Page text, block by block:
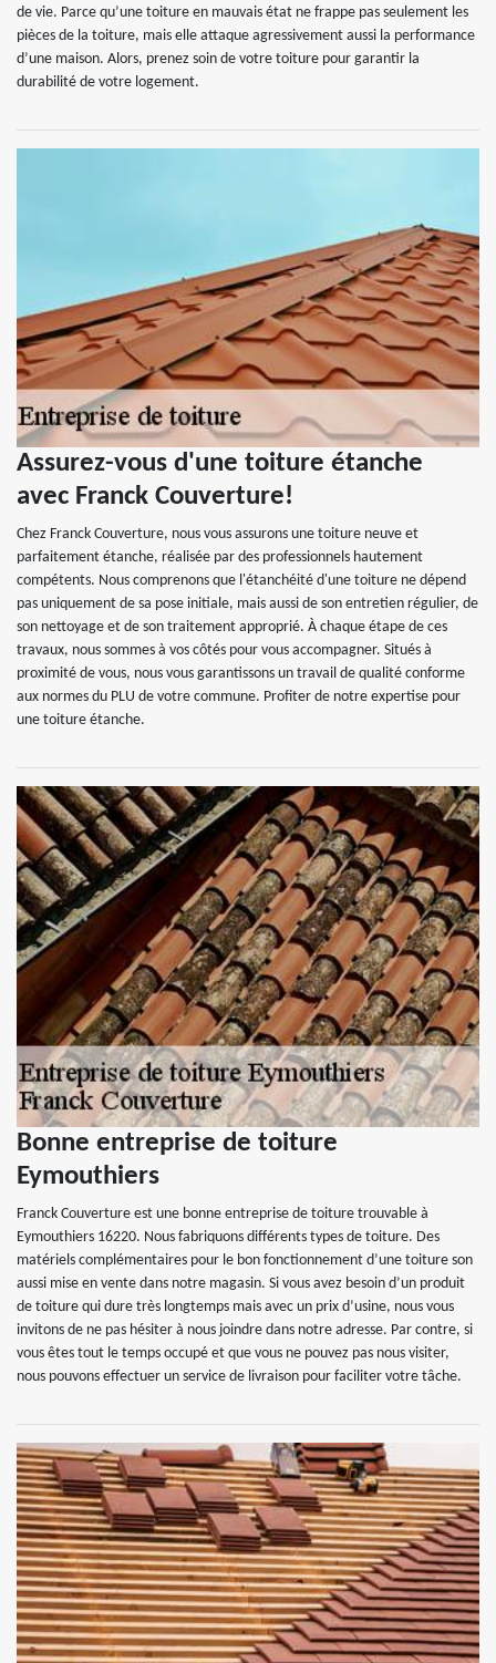
de vie. Parce qu’une toiture en mauvais état ne frappe pas seulement les
pièces de la toiture, mais elle attaque agressivement aussi la performance
d’une maison. Alors, prenez soin de votre toiture pour garantir la
durabilité de votre logement.
Assurez-vous d'une toiture étanche
avec Franck Couverture!
Chez Franck Couverture, nous vous assurons une toiture neuve et
parfaitement étanche, réalisée par des professionnels hautement
compétents. Nous comprenons que l'étanchéité d'une toiture ne dépend
pas uniquement de sa pose initiale, mais aussi de son entretien régulier, de
son nettoyage et de son traitement approprié. À chaque étape de ces
travaux, nous sommes à vos côtés pour vous accompagner. Situés à
proximité de vous, nous vous garantissons un travail de qualité conforme
aux normes du PLU de votre commune. Profiter de notre expertise pour
une toiture étanche.
Bonne entreprise de toiture
Eymouthiers
Franck Couverture est une bonne entreprise de toiture trouvable à
Eymouthiers 16220. Nous fabriquons différents types de toiture. Des
matériels complémentaires pour le bon fonctionnement d’une toiture son
aussi mise en vente dans notre magasin. Si vous avez besoin d’un produit
de toiture qui dure très longtemps mais avec un prix d’usine, nous vous
invitons de ne pas hésiter à nous joindre dans notre adresse. Par contre, si
vous êtes tout le temps occupé et que vous ne pouvez pas nous visiter,
nous pouvons effectuer un service de livraison pour faciliter votre tâche.